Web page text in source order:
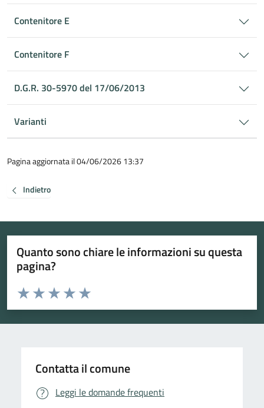
Contenitore E
Contenitore F
D.G.R. 30-5970 del 17/06/2013
Varianti
Pagina aggiornata il 04/06/2026 13:37
Indietro
Quanto sono chiare le informazioni su questa
pagina?
Valuta da 1 a 5 stelle la pagina
Valuta 5 stelle su 5
Valuta 4 stelle su 5
Valuta 3 stelle su 5
Valuta 2 stelle su 5
Valuta 1 stelle su 5
Contatta il comune
Leggi le domande frequenti